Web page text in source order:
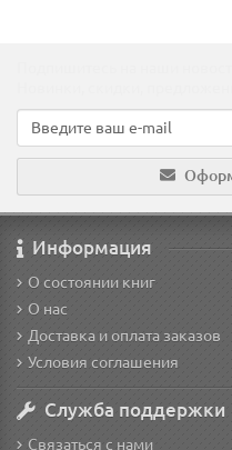
Информация
О состоянии книг
О нас
Доставка и оплата заказов
Условия соглашения
Служба поддержки
Связаться с нами